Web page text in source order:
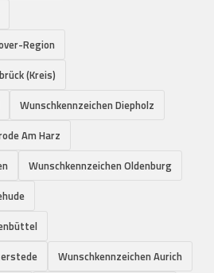
Region
(Kreis)
Wunschkennzeichen Diepholz
Am Harz
Wunschkennzeichen Oldenburg
Wunschkennzeichen Aurich